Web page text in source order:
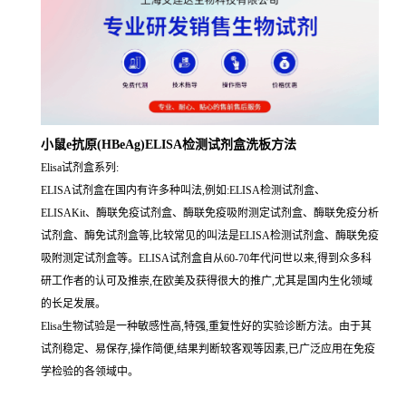
小鼠e抗原(HBeAg)ELISA检测试剂盒洗板方法
Elisa试剂盒系列:
ELISA试剂盒在国内有许多种叫法,例如:ELISA检测试剂盒、
ELISAKit、酶联免疫试剂盒、酶联免疫吸附测定试剂盒、酶联免疫分析
试剂盒、酶免试剂盒等,比较常见的叫法是ELISA检测试剂盒、酶联免疫
吸附测定试剂盒等。ELISA试剂盒自从60-70年代问世以来,得到众多科
研工作者的认可及推崇,在欧美及获得很大的推广,尤其是国内生化领域
的长足发展。
Elisa生物试验是一种敏感性高,特强,重复性好的实验诊断方法。由于其
试剂稳定、易保存,操作简便,结果判断较客观等因素,已广泛应用在免疫
学检验的各领域中。